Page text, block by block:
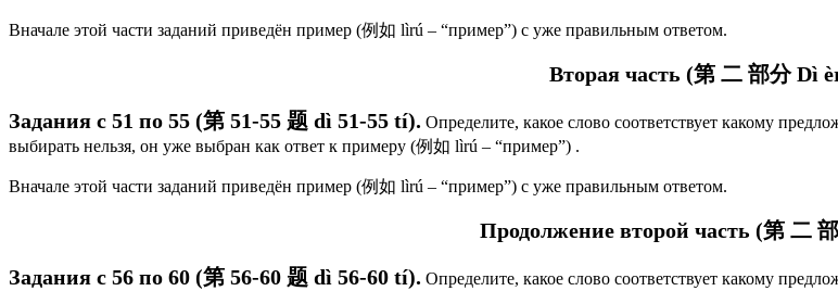
Вначале этой части заданий приведён пример (例如 lìrú – “пример”) с уже правильным ответом.
Вторая часть (第 二 部分 Dì
Задания с 51 по 55 (第 51-55 题 dì 51-55 tí). Определите, какое слово соответствует какому
выбирать нельзя, он уже выбран как ответ к примеру (例如 lìrú – “пример”) .
Вначале этой части заданий приведён пример (例如 lìrú – “пример”) с уже правильным ответом.
Продолжение второй часть (第 二
Задания с 56 по 60 (第 56-60 题 dì 56-60 tí). Определите, какое слово соответствует какому